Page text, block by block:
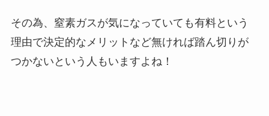
その為、窒素ガスが気になっていても有料という
理由で決定的なメリットなど無ければ踏ん切りが
つかないという人もいますよね！